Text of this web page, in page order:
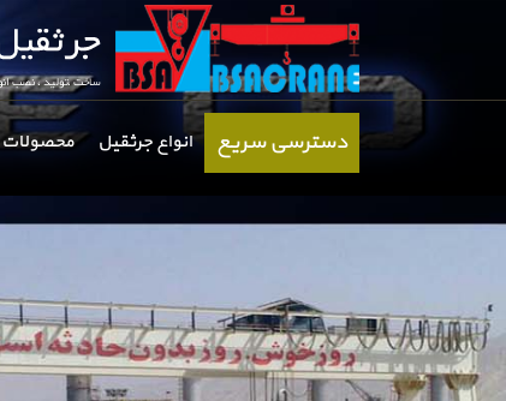
دسترسی سریع انواع جرثقیل محصولات